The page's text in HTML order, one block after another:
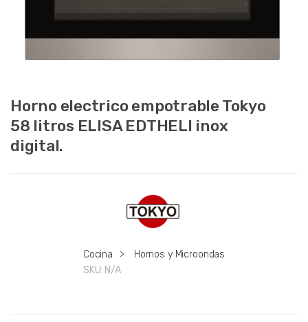
Horno electrico empotrable Tokyo
58 litros ELISA EDTHELI inox
digital.
Cocina >
Hornos y Microondas
SKU: N/A